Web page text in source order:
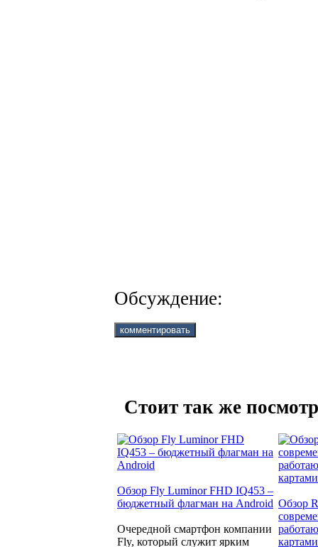
Обсуждение:
Стоит так же
Обзор Fly Luminor FHD IQ453 –
бюджетный флагман на Android
Очередной смартфон компании
Fly, который служит ярким
Обзор
картами